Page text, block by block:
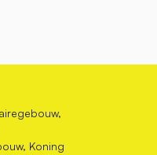
Koning